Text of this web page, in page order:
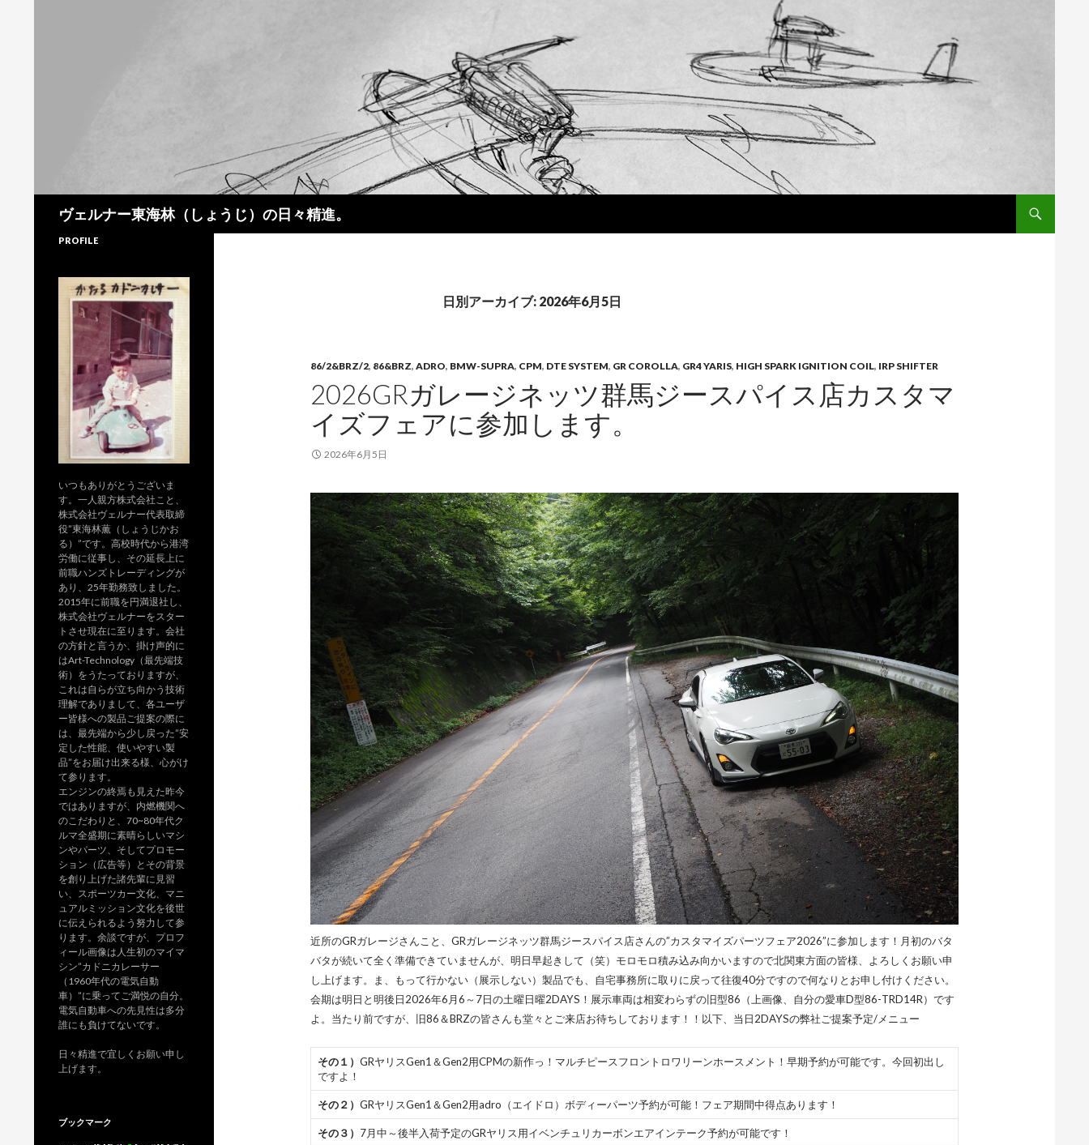
ヴェルナー東海林（しょうじ）の日々精進。
日別アーカイブ: 2026年6月5日
86/2&BRZ/2, 86&BRZ, ADRO, BMW-SUPRA, CPM, DTE SYSTEM, GR COROLLA, GR4 YARIS, HIGH SPARK IGNITION COIL, IRP SHIFTER
2026GRガレージネッツ群馬ジースパイス店カスタマ
イズフェアに参加します。
2026年6月5日
近所のGRガレージさんこと、GRガレージネッツ群馬ジースパイス店さんの”カスタマイズパーツフェア2026”に参加します！月初のバタ
バタが続いて全く準備できていませんが、明日早起きして（笑）モロモロ積み込み向かいますので北関東方面の皆様、よろしくお願い申
し上げます。ま、もって行かない（展示しない）製品でも、自宅事務所に取りに戻って往復40分ですので何なりとお申し付けください。
会期は明日と明後日2026年6月6～7日の土曜日曜2DAYS！展示車両は相変わらずの旧型86（上画像、自分の愛車D型86-TRD14R）です
よ。当たり前ですが、旧86＆BRZの皆さんも堂々とご来店お待ちしております！！以下、当日2DAYSの弊社ご提案予定/メニュー
その１） GRヤリスGen1＆Gen2用CPMの新作っ！マルチピースフロントロワリーンホースメント！早期予約が可能です。今回初出し
ですよ！
その２） GRヤリスGen1＆Gen2用adro（エイドロ）ボディーパーツ予約が可能！フェア期間中得点あります！
その３） 7月中～後半入荷予定のGRヤリス用イベンチュリカーボンエアインテーク予約が可能です！
PROFILE
いつもありがとうございま
す。一人親方株式会社こと、
株式会社ヴェルナー代表取締
役”東海林薫（しょうじかお
る）”です。高校時代から港湾
労働に従事し、その延長上に
前職ハンズトレーディングが
あり、25年勤務致しました。
2015年に前職を円満退社し、
株式会社ヴェルナーをスター
トさせ現在に至ります。会社
の方針と言うか、掛け声的に
はArt-Technology（最先端技
術）をうたっておりますが、
これは自らが立ち向かう技術
理解でありまして、各ユーザ
ー皆様への製品ご提案の際に
は、最先端から少し戻った”安
定した性能、使いやすい製
品”をお届け出来る様、心がけ
て参ります。
エンジンの終焉も見えた昨今
ではありますが、内燃機関へ
のこだわりと、70~80年代ク
ルマ全盛期に素晴らしいマシ
ンやパーツ、そしてプロモー
ション（広告等）とその背景
を創り上げた諸先輩に見習
い、スポーツカー文化、マニ
ュアルミッション文化を後世
に伝えられるよう努力して参
ります。余談ですが、プロフ
ィール画像は人生初のマイマ
シン”カドニカレーサー
（1960年代の電気自動
車）”に乗ってご満悦の自分。
電気自動車への先見性は多分
誰にも負けてないです。
日々精進で宜しくお願い申し
上げます。
ブックマーク